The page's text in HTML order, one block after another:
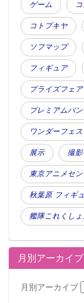
ゲーム
コトブキヤ
ソフマップ
フィギュア
プライズフェア
プレミアムバ
ワンダーフェ
展示 撮
東京アニメセ
秋葉原 フィギ
艦隊これくしょ
月別アーカイブ
月別アーカイブ